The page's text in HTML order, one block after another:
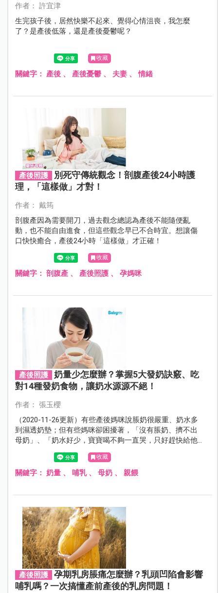
作者： 許宜津
生完孩子後，居然快樂不起來、覺得心情沮喪，我怎麼
了？是產後低落，還是產後憂鬱呢？
收藏
關鍵字： 產後、 產後憂鬱、 夫妻、情緒
產後照護
別死守傳統觀念！剖腹產後24小時護
理，「這樣做」才對！
作者： 戴筠
剖腹產因為需要開刀，過去觀念總認為產後不能隨便亂
動，也不能自由進食，但這些觀念早已不合時宜。想讓傷
口快快癒合，產後24小時「這樣做」才正確！
收藏
關鍵字： 剖腹產、 產後照護、 孕媽咪
產後照護
奶量少怎麼辦？掌握5大發奶訣竅、吃
對14種發奶食物，讓奶水源源不絕！
作者： 張玉櫻
（2020-11-26更新）有些產後媽咪說脹奶很嚴重、奶水多
到濕透奶墊；但有些媽咪卻困擾著，「沒有脹奶、擠不出
母奶」、「奶水好少，寶寶喝不夠一直哭，只好趕快給他
喝配方奶」……。無法讓寶貝喝到最珍貴的母奶，真是愧疚
極了，為什麼會這樣呢？其實只要方法正確，產後媽咪一
定會有足夠的母奶，本文就告訴妳發奶祕訣與發奶食物。
收藏
關鍵字： 奶量、 哺乳、 母奶、 親餵
產後照護
孕期乳房脹痛怎麼辦？乳頭凹陷會影響
哺乳嗎？一次搞懂產前產後的乳房問題！